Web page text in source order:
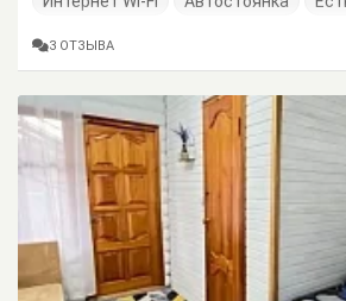
3 ОТЗЫВА